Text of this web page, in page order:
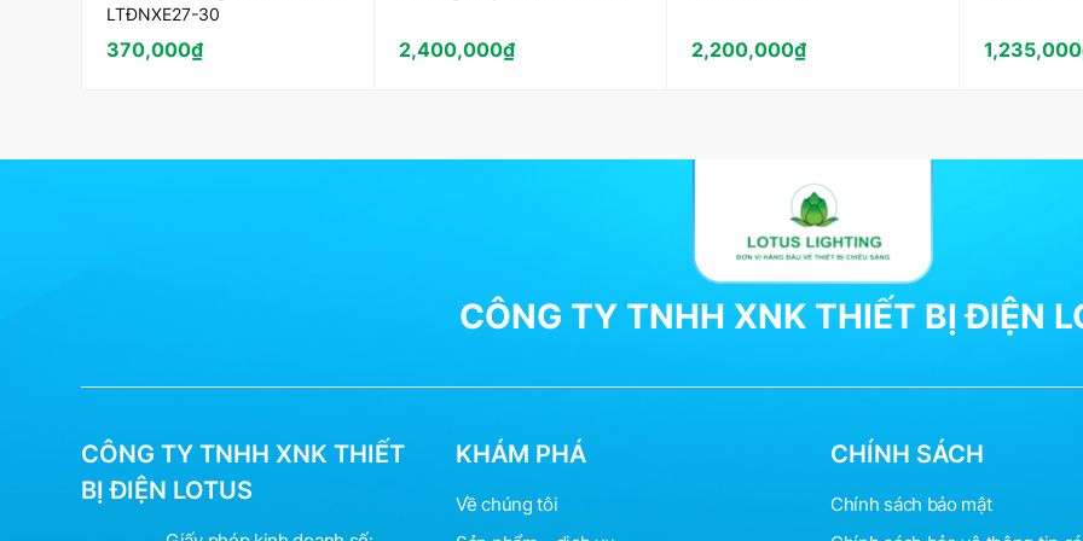
LTĐNXE27-30
370,000₫ 2,400,000₫ 2,200,000₫ 1,235,000
CÔNG TY TNHH XNK THIẾT BỊ ĐIỆN
CÔNG TY TNHH XNK THIẾT
BỊ ĐIỆN LOTUS
KHÁM PHÁ
Về chúng tôi
CHÍNH SÁCH
Chính sách bảo mật